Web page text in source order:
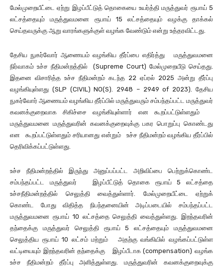
மேல்முறையீட்டை ஏற்று இழப்பீட்டுத் தொகையை உயர்த்தி மருத்துவர் ரூபாய் 5
லட்சத்தையும் மருத்துவமனை ரூபாய் 15 லட்சத்தையும் வழக்கு தாக்கல்
செய்தவருக்கு ஆறு வாரங்களுக்குள் வழங்க வேண்டும் என்று உத்தரவிட்டது.
தேசிய நுகர்வோர் ஆணையம் வழங்கிய தீர்ப்பை எதிர்த்து மருத்துவமனை
நிர்வாகம் உச்ச நீதிமன்றத்தில் (Supreme Court) மேல்முறையீடு செய்தது.
இதனை விசாரித்த உச்ச நீதிமன்றம் கடந்த 22 ஏப்ரல் 2025 அன்று தீர்ப்பு
வழங்கியுள்ளது (SLP (CIVIL) NO(S). 2948 – 2949 of 2023). தேசிய
நுகர்வோர் ஆணையம் வழங்கிய தீர்ப்பில் மருத்துவரும் சம்பந்தப்பட்ட மருத்துவர்
கவனக்குறைவாக சிகிச்சை வழங்கியுள்ளார் என கூறப்பட்டுள்ளதும்
மருத்துவமனை மருத்துவரின் கவனக்குறைவுக்கு பகர பொறுப்பு கொண்டது
என கூறப்பட்டுள்ளதும் சரியானது என்றும் உச்ச நீதிமன்றம் வழங்கிய தீர்ப்பில்
தெரிவிக்கப்பட்டுள்ளது.
உச்ச நீதிமன்றத்தில் இருந்து அனுப்பப்பட்ட அறிவிப்பை பெற்றுக்கொண்ட
சம்பந்தப்பட்ட மருத்துவர் இழப்பீட்டுத் தொகை ரூபாய் 5 லட்சத்தை
உச்சநீதிமன்றத்தில் செலுத்தி வைத்துள்ளார். மேல்முறையீட்டை ஏற்றுக்
கொண்ட போது விதித்த நிபந்தனையின் அடிப்படையில் சம்பந்தப்பட்ட
மருத்துவமனை ரூபாய் 10 லட்சத்தை செலுத்தி வைத்துள்ளது. இறந்தவரின்
தந்தைக்கு மருத்துவர் செலுத்தி ரூபாய் 5 லட்சத்தையும் மருத்துவமனை
செலுத்திய ரூபாய் 10 லட்சம் மற்றும் அதற்கு வங்கியில் வழங்கப்பட்டுள்ள
வட்டியையும் இறந்தவரின் தந்தைக்கு இழப்பீடாக (compensation) வழங்க
உச்ச நீதிமன்றம் தீர்ப்பு அளித்துள்ளது. மருத்துவரின் கவனக்குறைவுக்கு